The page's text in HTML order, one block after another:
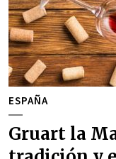
ESPAÑA
Gruart la